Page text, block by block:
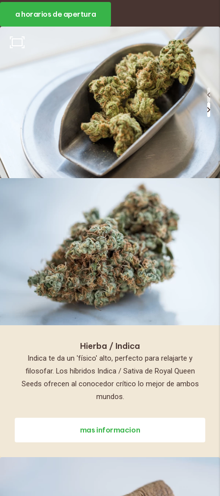
a horarios de apertura
Hierba / Indica
Indica te da un 'físico' alto, perfecto para relajarte y
filosofar. Los híbridos Indica / Sativa de Royal Queen
Seeds ofrecen al conocedor crítico lo mejor de ambos
mundos.
mas informacion